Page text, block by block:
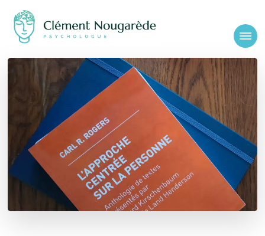
Cabinet-
psychologue-
chambery.fr
Clément Nougarède – Psychologue clinicien et psychothérapeute